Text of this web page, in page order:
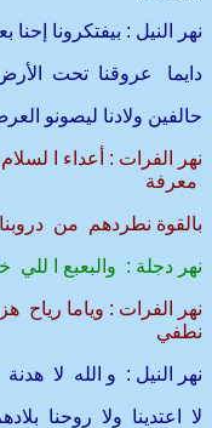
نهر النيل : بيفتكرونا
دايما عروقنا تحت
حالفين ولادنا ليصونو
نهر الفرات : أعداء ا
معرفة
بالقوة نطردهم من
نهر دجلة : والبعبع ا
نهر الفرات : وياما
نطفي
نهر النيل : و الله لا
لا اعتدينا ولا روحنا